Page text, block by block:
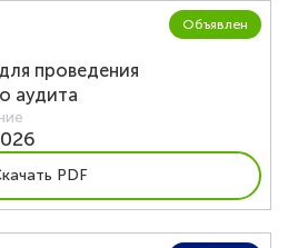
проведения
аудита
PDF
Объявлен